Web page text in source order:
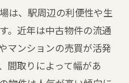
は、駅周辺の利便性や生
。近年は中古物件の流通
マンションの売買が活発
間取りによって幅があ